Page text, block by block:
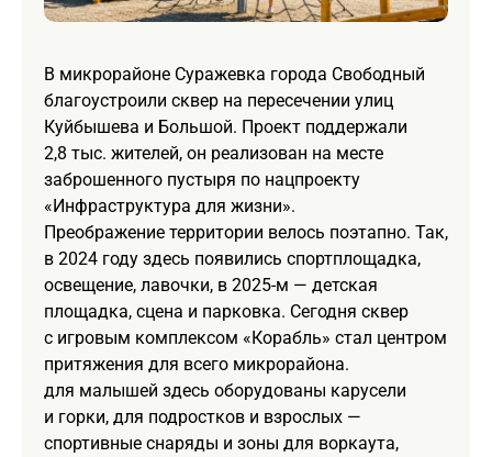
В микрорайоне Суражевка города Свободный
благоустроили сквер на пересечении улиц
Куйбышева и Большой. Проект поддержали
2,8 тыс. жителей, он реализован на месте
заброшенного пустыря по нацпроекту
«Инфраструктура для жизни».
Преображение территории велось поэтапно. Так,
в 2024 году здесь появились спортплощадка,
освещение, лавочки, в 2025-м — детская
площадка, сцена и парковка. Сегодня сквер
с игровым комплексом «Корабль» стал центром
притяжения для всего микрорайона.
для малышей здесь оборудованы карусели
и горки, для подростков и взрослых —
спортивные снаряды и зоны для воркаута,